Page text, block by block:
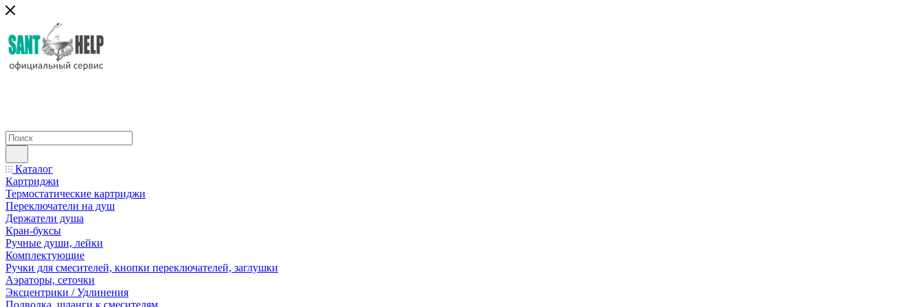
Каталог
Картриджи
Термостатические картриджи
Переключатели на душ
Держатели душа
Кран-буксы
Ручные души, лейки
Комплектующие
Ручки для смесителей, кнопки переключателей, заглушки
Аэраторы, сеточки
Эксцентрики / Удлинения
Подводка, шланги к смесителям